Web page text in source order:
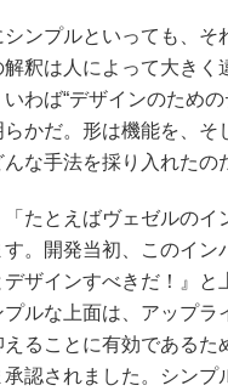
ンプルといっても、そ
解釈は人によって大き
わば“デザインのため
らかだ。形は機能を、
んな手法を採り入れたの
「たとえばヴェゼルの
す。開発当初、このイン
デザインすべきだ！』
プルな上面は、アップ
えることに有効である
認されました。シンプ